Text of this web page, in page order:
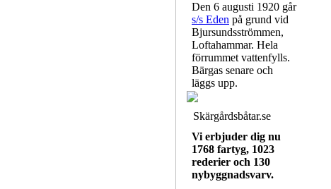
Den 6 augusti 1920 går
s/s Eden på grund vid
Bjursundsströmmen,
Loftahammar. Hela
förrummet vattenfylls.
Bärgas senare och
läggs upp.
Skärgårdsbåtar.se
Vi erbjuder dig nu
1768 fartyg, 1023
rederier och 130
nybyggnadsvarv.